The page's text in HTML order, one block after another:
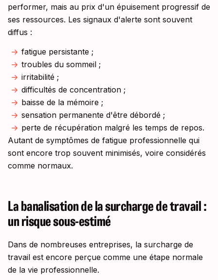
performer, mais au prix d'un épuisement progressif de
ses ressources. Les signaux d'alerte sont souvent
diffus :
fatigue persistante ;
troubles du sommeil ;
irritabilité ;
difficultés de concentration ;
baisse de la mémoire ;
sensation permanente d'être débordé ;
perte de récupération malgré les temps de repos.
Autant de symptômes de fatigue professionnelle qui
sont encore trop souvent minimisés, voire considérés
comme normaux.
La banalisation de la surcharge de travail :
un risque sous-estimé
Dans de nombreuses entreprises, la surcharge de
travail est encore perçue comme une étape normale
de la vie professionnelle.